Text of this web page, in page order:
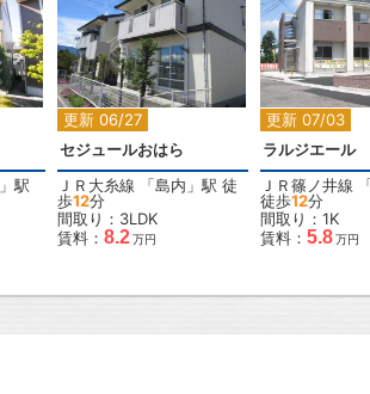
」駅
更新 06/27
2
セジュールおはら
ＪＲ大糸線 「島内 」駅 徒
歩12分
間取り：3LDK
賃料： 8.2万円
更新 07/03
ラルジエール
ＪＲ篠ノ井線
徒歩12分
間取り：1K
賃料： 5.8万円